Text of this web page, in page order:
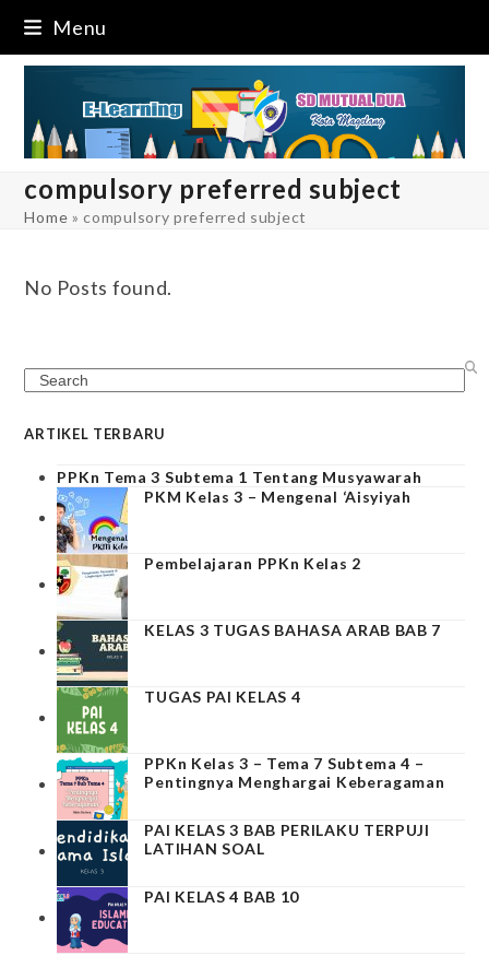
content
Menu
compulsory preferred subject
Home »compulsory preferred subject
No Posts found.
Search
ARTIKEL TERBARU
PPKn Tema 3 Subtema 1 Tentang Musyawarah
PKM Kelas 3 – Mengenal ‘Aisyiyah
Pembelajaran PPKn Kelas 2
KELAS 3 TUGAS BAHASA ARAB BAB 7
TUGAS PAI KELAS 4
PPKn Kelas 3 – Tema 7 Subtema 4 –
Pentingnya Menghargai Keberagaman
PAI KELAS 3 BAB PERILAKU TERPUJI
LATIHAN SOAL
PAI KELAS 4 BAB 10